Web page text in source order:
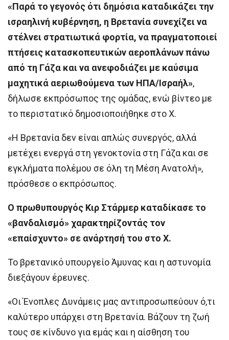
«Παρά το γεγονός ότι δημόσια καταδικάζει την
ισραηλινή κυβέρνηση, η Βρετανία συνεχίζει να
στέλνει στρατιωτικά φορτία, να πραγματοποιεί
πτήσεις κατασκοπευτικών αεροπλάνων πάνω
από τη Γάζα και να ανεφοδιάζει με καύσιμα
μαχητικά αεριωθούμενα των ΗΠΑ/Ισραήλ»,
δήλωσε εκπρόσωπος της ομάδας, ενώ βίντεο με
το περιστατικό δημοσιοποιήθηκε στο X.
«Η Βρετανία δεν είναι απλώς συνεργός, αλλά
μετέχει ενεργά στη γενοκτονία στη Γάζα και σε
εγκλήματα πολέμου σε όλη τη Μέση Ανατολή»,
πρόσθεσε ο εκπρόσωπος.
Ο πρωθυπουργός Κιρ Στάρμερ καταδίκασε το
«βανδαλισμό» χαρακτηρίζοντάς τον
«επαίσχυντο» σε ανάρτησή του στο X.
Το βρετανικό υπουργείο Άμυνας και η αστυνομία
διεξάγουν έρευνες.
«Οι Ένοπλες Δυνάμεις μας αντιπροσωπεύουν ό,τι
καλύτερο υπάρχει στη Βρετανία. Βάζουν τη ζωή
τους σε κίνδυνο για εμάς και η αίσθηση του